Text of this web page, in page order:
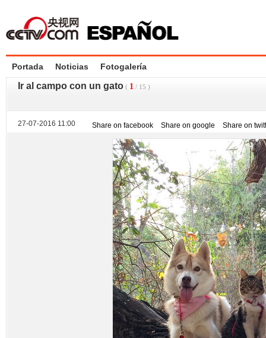
Portada Noticias Fotogalería
Ir al campo con un gato ( 1 / 15 )
27-07-2016 11:00 Share on facebook Share on google Share on